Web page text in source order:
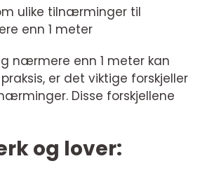
ulike tilnærminger til
enn 1 meter
nærmere enn 1 meter kan
er det viktige forskjeller
Disse forskjellene
og lover: